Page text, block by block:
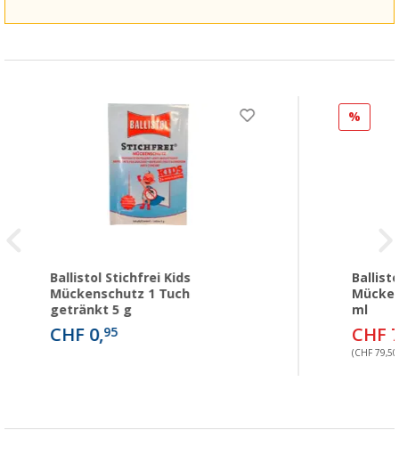
Ballistol Stichfrei Kids
Mückenschutz 1 Tuch
getränkt 5 g
CHF 0,95
%
ml
CHF
(CHF